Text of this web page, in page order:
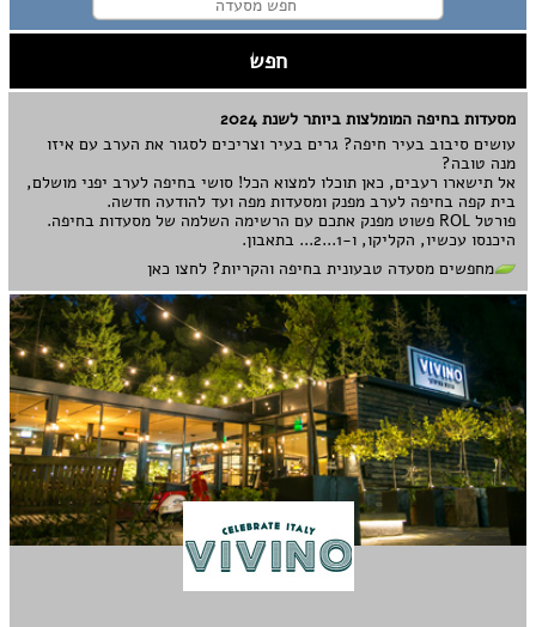
מסעדות בחיפה המומלצות ביותר לשנת 2024
עושים סיבוב בעיר חיפה? גרים בעיר וצריכים לסגור את הערב עם איזו
מנה טובה?
אל תישארו רעבים, כאן תוכלו למצוא הכל! סושי בחיפה לערב יפני מושלם,
בית קפה בחיפה לערב מפנק ומסעדות מפה ועד להודעה חדשה.
פורטל ROL פשוט מפנק אתכם עם הרשימה השלמה של מסעדות בחיפה.
היכנסו עכשיו, הקליקו, ו-1...2... בתאבון.
מחפשים מסעדה טבעונית בחיפה והקריות? לחצו כאן